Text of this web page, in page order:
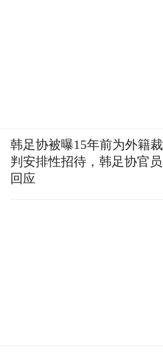
韩足协被曝15年前为外籍裁
判安排性招待，韩足协官员
回应